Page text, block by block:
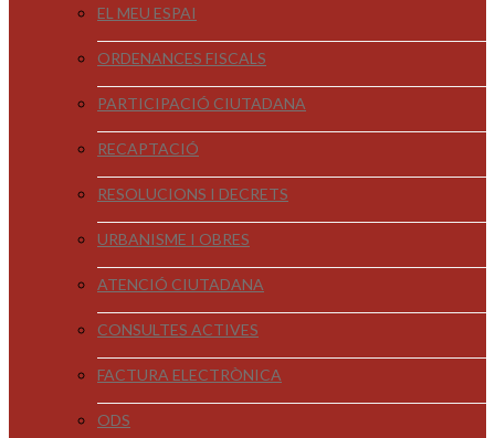
EL MEU ESPAI
ORDENANCES FISCALS
PARTICIPACIÓ CIUTADANA
RECAPTACIÓ
RESOLUCIONS I DECRETS
URBANISME I OBRES
ATENCIÓ CIUTADANA
CONSULTES ACTIVES
FACTURA ELECTRÒNICA
ODS